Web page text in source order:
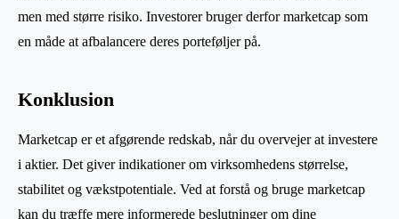
men med større risiko. Investorer bruger derfor marketcap som
en måde at afbalancere deres porteføljer på.
Konklusion
Marketcap er et afgørende redskab, når du overvejer at investere
i aktier. Det giver indikationer om virksomhedens størrelse,
stabilitet og vækstpotentiale. Ved at forstå og bruge marketcap
kan du træffe mere informerede beslutninger om dine